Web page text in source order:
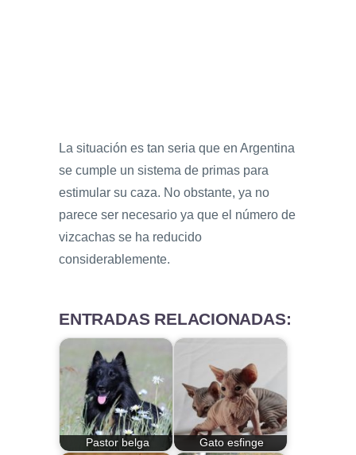
La situación es tan seria que en Argentina
se cumple un sistema de primas para
estimular su caza. No obstante, ya no
parece ser necesario ya que el número de
vizcachas se ha reducido
considerablemente.
ENTRADAS RELACIONADAS:
Pastor belga Gato esfinge